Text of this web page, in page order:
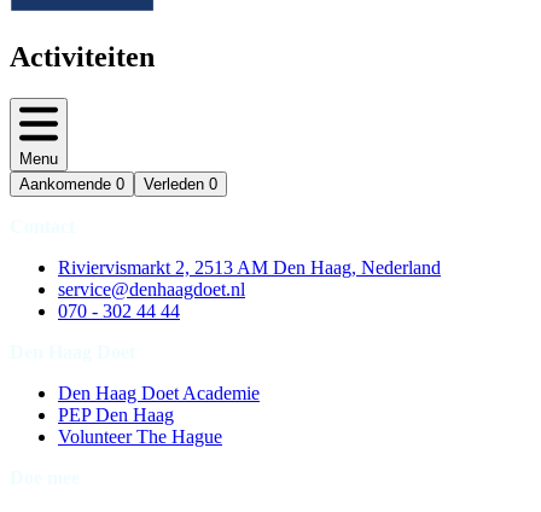
Activiteiten
Menu
Aankomende 0 Verleden 0
Riviervismarkt 2, 2513 AM Den Haag, Nederland
service@denhaagdoet.nl
070 - 302 44 44
Den Haag Doet Academie
PEP Den Haag
Volunteer The Hague